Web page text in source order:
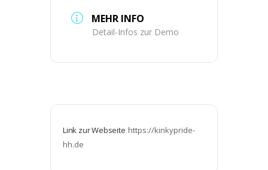
MEHR INFO
Detail-Infos zur Demo
Link zur Webseite https://kinkypride-
hh.de